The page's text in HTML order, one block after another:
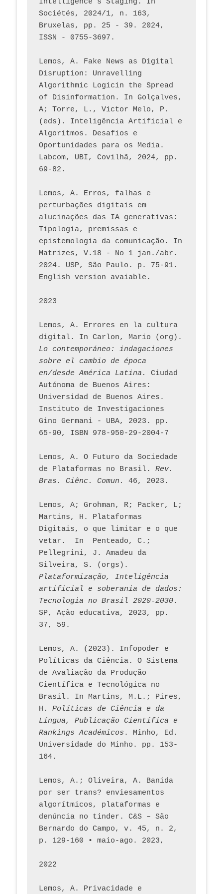
Intelligence’s Staging. In
Sociétés, 2024/1, n. 163,
Bruxelas, pp. 25 - 39. 2024,
ISSN - 0755-3697.
Lemos, A. Fake News as Digital
Disruption: Unravelling
Algorithmic Logicin the Spread
of Disinformation. In Golçalves,
A; Torre, L., Victor Melo, P.
(eds). Inteligência Artificial e
Algoritmos. Desafios e
Oportunidades para os Media.
Labcom, UBI, Covilhã, 2024, pp.
69-82.
Lemos, A. Erros, falhas e
perturbações digitais em
alucinações das IA generativas:
Tipologia, premissas e
epistemologia da comunicação. In
Matrizes, V.18 - No 1 jan./abr.
2024. USP, São Paulo. p. 75-91.
English version avaiable.
2023
Lemos, A. Errores en la cultura
Lo contemporáneo: indagaciones
sobre el cambio de época
en/desde América Latina.
Ciudad
Autónoma de Buenos Aires:
Universidad de Buenos Aires.
Instituto de Investigaciones
Gino Germani - UBA, 2023. pp.
65-90, ISBN 978-950-29-2004-7
Lemos, A. O Futuro da Sociedade
de Plataformas no Brasil. Rev.
Bras. Ciênc. Comun.
Lemos, A; Grohman, R; Packer, L;
Martins, H. Plataformas
Digitais, o que limitar e o que
vetar.  In  Penteado, C.;
Pellegrini, J. Amadeu da
Plataformização, Inteligência
artificial e soberania de dados:
Tecnologia no Brasil 2020-2030.
SP, Ação educativa, 2023, pp.
37, 59.
Lemos, A. (2023). Infopoder e
Políticas da Ciência. O Sistema
de Avaliação da Produção
Científica e Tecnológica no
Brasil. In Martins, M.L.; Pires,
H. Políticas de Ciência e da
Língua, Publicação Científica e
Rankings Académicos . Minho, Ed.
Universidade do Minho. pp. 153-
164.
Lemos, A.; Oliveira, A. Banida
por ser trans? enviesamentos
algorítmicos, plataformas e
denúncia no tinder. C&S – São
Bernardo do Campo, v. 45, n. 2,
p. 129-160 • maio-ago. 2023,
2022
Lemos, A. Privacidade e